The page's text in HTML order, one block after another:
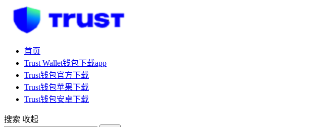
首页
Trust Wallet钱包下载app
Trust钱包官方下载
Trust钱包苹果下载
Trust钱包安卓下载
搜索 收起